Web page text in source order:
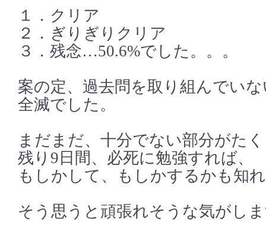
１．クリア
２．ぎりぎりクリア
３．残念…50.6%でした。。。
案の定、過去問を取り組んでい
全滅でした。
まだまだ、十分でない部分がた
残り9日間、必死に勉強すれば、
もしかして、もしかするかも知
そう思うと頑張れそうな気がし